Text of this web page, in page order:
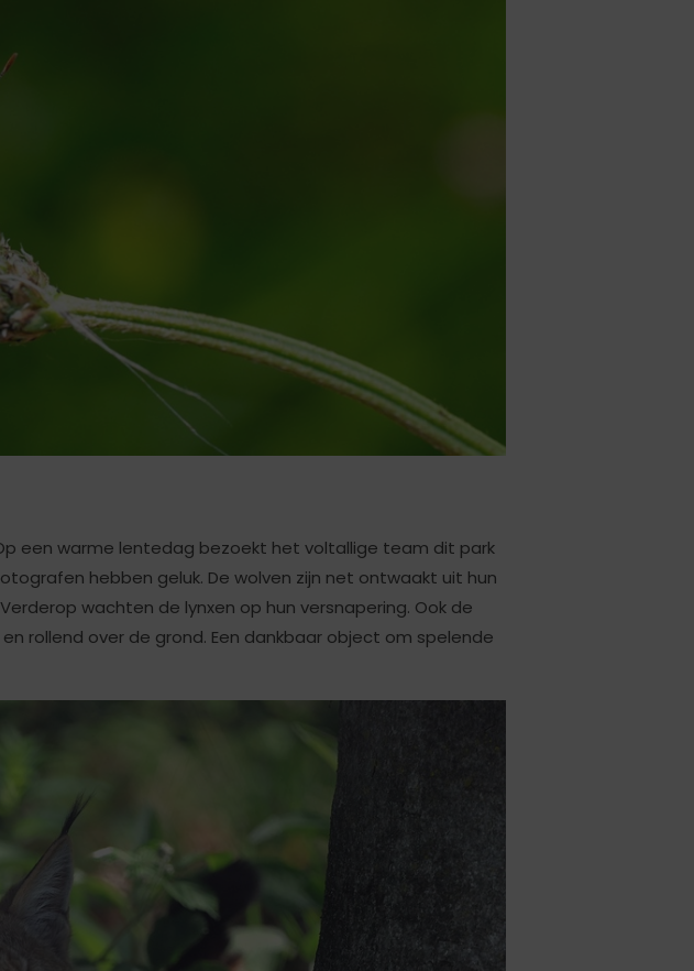
een warme lentedag bezoekt het voltallige team dit park
hebben geluk. De wolven zijn net ontwaakt uit hun
wachten de lynxen op hun versnapering. Ook de
rollend over de grond. Een dankbaar object om spelende